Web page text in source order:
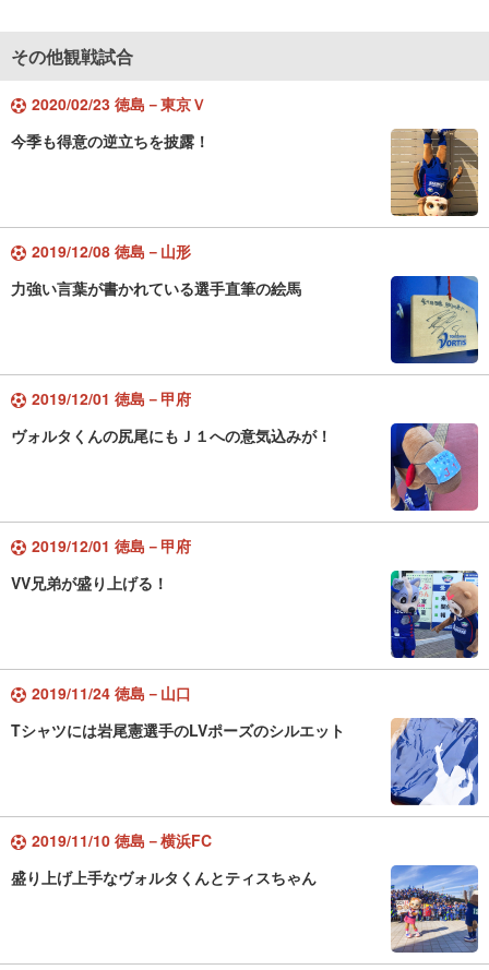
その他観戦試合
2020/02/23 徳島－東京Ｖ
今季も得意の逆立ちを披露！
2019/12/08 徳島－山形
力強い言葉が書かれている選手直筆の絵馬
2019/12/01 徳島－甲府
ヴォルタくんの尻尾にもＪ１への意気込みが！
2019/12/01 徳島－甲府
VV兄弟が盛り上げる！
2019/11/24 徳島－山口
Tシャツには岩尾憲選手のLVポーズのシルエット
2019/11/10 徳島－横浜FC
盛り上げ上手なヴォルタくんとティスちゃん